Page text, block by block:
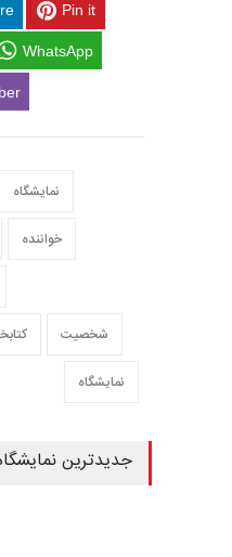
Pin it
WhatsApp
نمایشگاه
خواننده
شخصیت
نمایشگاه
جدیدترین